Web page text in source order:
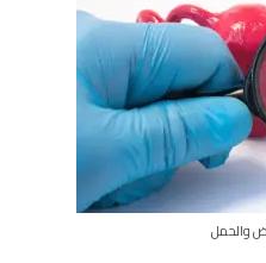
والحمل